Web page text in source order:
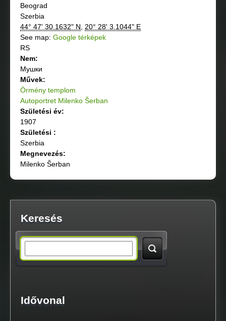
Beograd
Szerbia
44° 47' 30.1632" N
20° 28' 3.1044" E
See map: Google térképek
RS
Nem:
Мушки
Művek:
Örmény templom
Autoportret Milenko Šerban
Születési év:
1907
Születési :
Szerbia
Megnevezés:
Milenko Šerban
Keresés
a
Idővonal